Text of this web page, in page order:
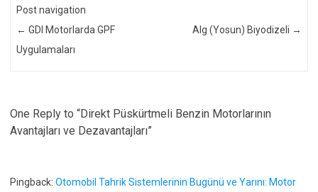
Post navigation
← GDI Motorlarda GPF
Uygulamaları
Alg (Yosun) Biyodizeli →
One Reply to “Direkt Püskürtmeli Benzin Motorlarının
Avantajları ve Dezavantajları”
Pingback: Otomobil Tahrik Sistemlerinin Bugünü ve Yarını: Motor